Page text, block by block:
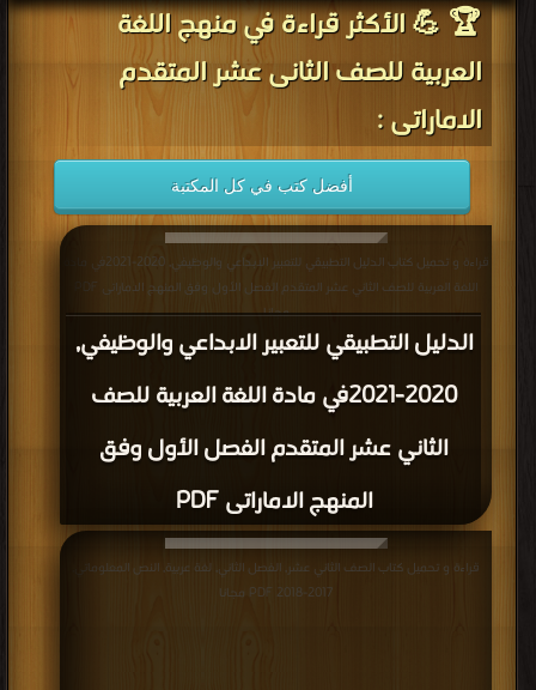
🏆 💪 الأكثر قراءة في منهج اللغة
العربية للصف الثانى عشر المتقدم
الاماراتى :
أفضل كتب في كل المكتبة
الدليل التطبيقي للتعبير الابداعي والوظيفي,
2020-2021في مادة اللغة العربية للصف
الثاني عشر المتقدم الفصل الأول وفق
المنهج الاماراتى PDF
قراءة و تحميل كتاب الدليل التطبيقي للتعبير الابداعي والوظيفي, 2020-2021في مادة
مجانا
قراءة و تحميل كتاب الصف الثاني عشر, الفصل الثاني, لغة عربية, النص المعلوماتي,
2017-2018 PDF مجانا